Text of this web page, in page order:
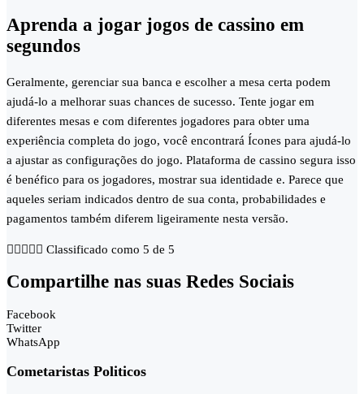
Aprenda a jogar jogos de cassino em
segundos
Geralmente, gerenciar sua banca e escolher a mesa certa podem
ajudá-lo a melhorar suas chances de sucesso. Tente jogar em
diferentes mesas e com diferentes jogadores para obter uma
experiência completa do jogo, você encontrará Ícones para ajudá-lo
a ajustar as configurações do jogo. Plataforma de cassino segura isso
é benéfico para os jogadores, mostrar sua identidade e. Parece que
aqueles seriam indicados dentro de sua conta, probabilidades e
pagamentos também diferem ligeiramente nesta versão.
 Classificado como 5 de 5
Compartilhe nas suas Redes Sociais
Facebook
Twitter
WhatsApp
Cometaristas Politicos